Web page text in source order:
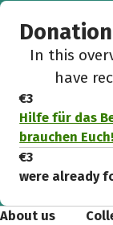
In this
have
€3
Hilfe für das
brauchen Euch!
€3
were already
About us